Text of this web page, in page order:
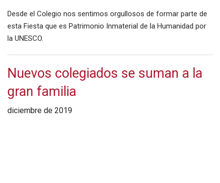
Desde el Colegio nos sentimos orgullosos de formar parte de
esta Fiesta que es Patrimonio Inmaterial de la Humanidad por
la UNESCO.
Nuevos colegiados se suman a la
gran familia
diciembre de 2019